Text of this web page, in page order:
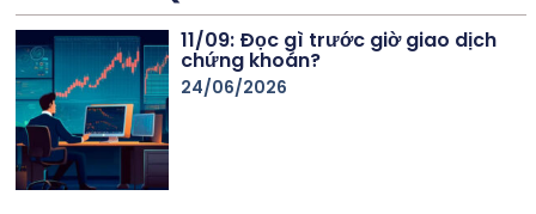
11/09: Đọc gì trước giờ giao dịch
chứng khoán?
24/06/2026